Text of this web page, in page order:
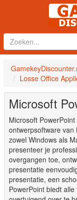
Losse Office
Microsoft
Microsoft
ontwerpsoftware van
zowel Windows als
presenteer je
overgangen toe,
presentatie
presentatie, een
PowerPoint biedt